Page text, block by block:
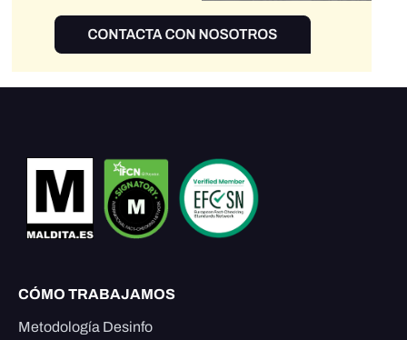
CÓMO TRABAJAMOS
Metodología Desinfo